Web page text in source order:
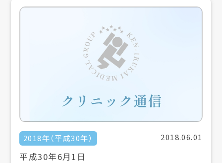
2018年（平成30年） 2018.06.01
平成30年6月1日